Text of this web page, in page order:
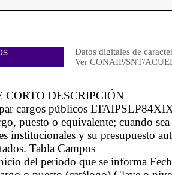
Datos digitales de
Ver CONAIP/SNT/
DESCRIPCIÓN
cargos públicos
puesto o equivalente; cuando
institucionales y su presupuesto
Tabla Campos
del periodo que se informa